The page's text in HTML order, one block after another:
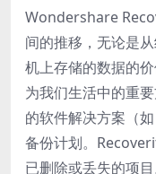
Wondershare
间的推移，无论是
机上存储的数据的
为我们生活中的重
的软件解决方案（
备份计划。
已删除或丢失的项